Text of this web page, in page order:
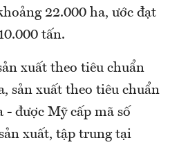
22.000 ha, ước đạt
tấn.
xuất theo tiêu chuẩn
sản xuất theo tiêu chuẩn
- được Mỹ cấp mã số
xuất, tập trung tại